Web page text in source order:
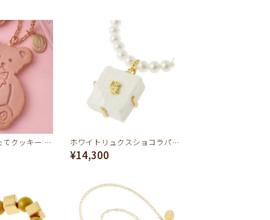
テディベア 焼きたてクッキー ネックレス(ストロベリーミルク) ホワイトリュクスショコラパール ネックレス
¥14,300